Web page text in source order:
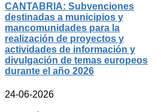
CANTABRIA: Subvenciones
destinadas a municipios y
mancomunidades para la
realización de proyectos y
actividades de información y
divulgación de temas europeos
durante el año 2026
24-06-2026